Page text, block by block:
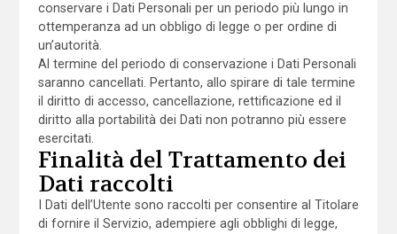
conservare i Dati Personali per un periodo più lungo in
ottemperanza ad un obbligo di legge o per ordine di
un’autorità.
Al termine del periodo di conservazione i Dati Personali
saranno cancellati. Pertanto, allo spirare di tale termine
il diritto di accesso, cancellazione, rettificazione ed il
diritto alla portabilità dei Dati non potranno più essere
esercitati.
Finalità del Trattamento dei
Dati raccolti
I Dati dell’Utente sono raccolti per consentire al Titolare
di fornire il Servizio, adempiere agli obblighi di legge,